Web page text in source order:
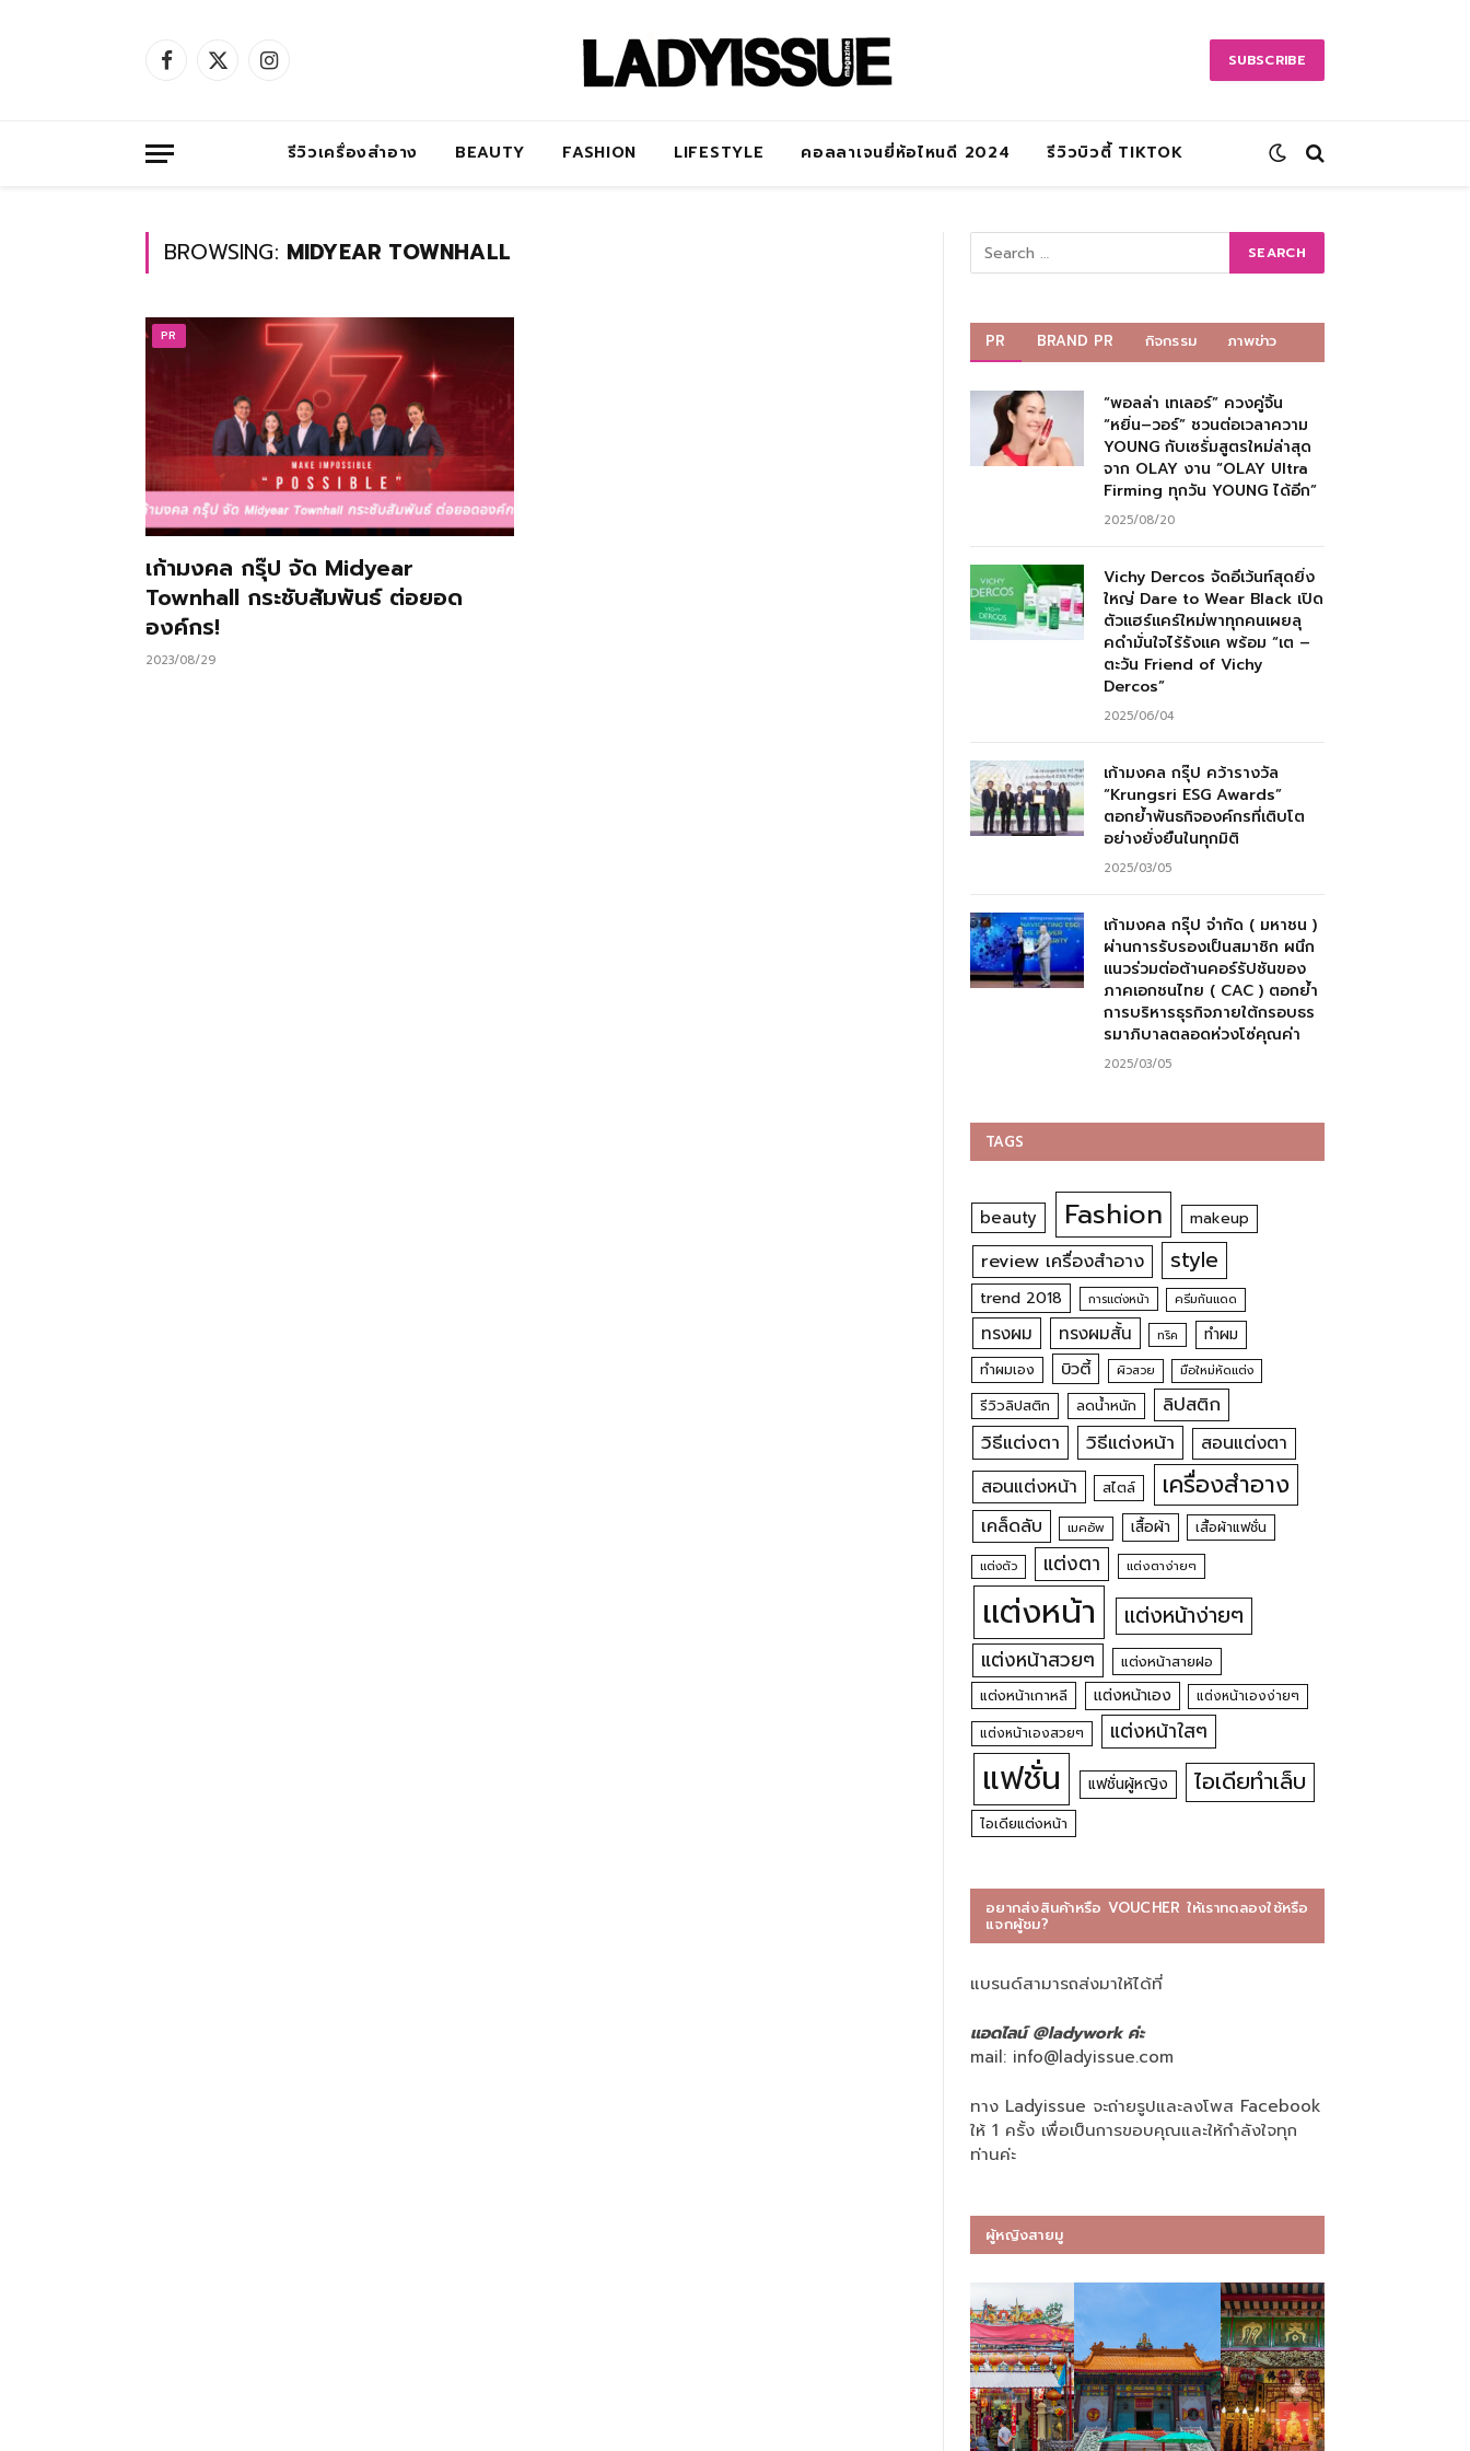
Facebook
X
Instagram SUBSCRIBE
รีวิวเครื่องสำอาง BEAUTY FASHION LIFESTYLE คอลลาเจนยี่ห้อไหนดี 2024 รีวิวบิวตี้ TIKTOK
BROWSING: MIDYEAR TOWNHALL
PR
เก้ามงคล กรุ๊ป จัด Midyear
Townhall กระชับสัมพันธ์ ต่อยอด
องค์กร!
2023/08/29
PR BRAND PR กิจกรรม ภาพข่าว
“พอลล่า เทเลอร์” ควงคู่จิ้น
“หยิ่น–วอร์” ชวนต่อเวลาความ
YOUNG กับเซรั่มสูตรใหม่ล่าสุด
จาก OLAY งาน “OLAY Ultra
Firming ทุกวัน YOUNG ได้อีก”
2025/08/20
Vichy Dercos จัดอีเว้นท์สุดยิ่ง
ใหญ่ Dare to Wear Black เปิด
ตัวแฮร์แคร์ใหม่พาทุกคนเผยลุ
คดำมั่นใจไร้รังแค พร้อม “เต –
ตะวัน Friend of Vichy
Dercos”
2025/06/04
เก้ามงคล กรุ๊ป คว้ารางวัล
“Krungsri ESG Awards”
ตอกย้ำพันธกิจองค์กรที่เติบโต
อย่างยั่งยืนในทุกมิติ
2025/03/05
เก้ามงคล กรุ๊ป จำกัด ( มหาชน )
ผ่านการรับรองเป็นสมาชิก ผนึก
แนวร่วมต่อต้านคอร์รัปชันของ
ภาคเอกชนไทย ( CAC ) ตอกย้ำ
การบริหารธุรกิจภายใต้กรอบธร
รมาภิบาลตลอดห่วงโซ่คุณค่า
2025/03/05
TAGS
beauty Fashion makeup
review เครื่องสำอาง style
trend 2018 การแต่งหน้า ครีมกันแดด
ทรงผม ทรงผมสั้น ทริค ทำผม
ทำผมเอง บิวตี้ ผิวสวย มือใหม่หัดแต่ง
รีวิวลิปสติก ลดน้ำหนัก ลิปสติก
วิธีแต่งตา วิธีแต่งหน้า สอนแต่งตา
สอนแต่งหน้า สไตล์ เครื่องสำอาง
เคล็ดลับ เมคอัพ เสื้อผ้า เสื้อผ้าแฟชั่น
แต่งตัว แต่งตา แต่งตาง่ายๆ
แต่งหน้า แต่งหน้าง่ายๆ
แต่งหน้าสวยๆ
แต่งหน้าสายฝอ
แต่งหน้าเกาหลี
แต่งหน้าเอง
แต่งหน้าเองง่ายๆ
แต่งหน้าเองสวยๆ
แต่งหน้าใสๆ
แฟชั่น แฟชั่นผู้หญิง ไอเดียทำเล็บ
ไอเดียแต่งหน้า
อยากส่งสินค้าหรือ VOUCHER ให้เราทดลองใช้หรือ
แจกผู้ชม?
แบรนด์สามารถส่งมาให้ได้ที่
แอดไลน์ @ladywork ค่ะ
mail: info@ladyissue.com
ทาง Ladyissue จะถ่ายรูปและลงโพส Facebook
ให้ 1 ครั้ง เพื่อเป็นการขอบคุณและให้กำลังใจทุก
ท่านค่ะ
ผู้หญิงสายมู